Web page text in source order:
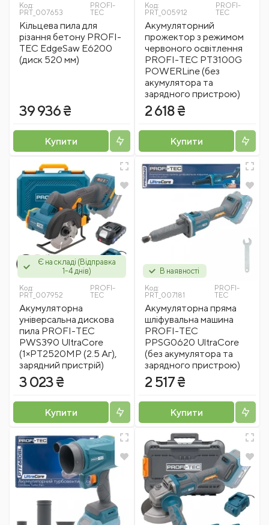
Код:
PRT_007653
PROFI-
TEC
Кільцева пила для
різання бетону PROFI-
TEC EdgeSaw E6200
(диск 520 мм)
39 936 ₴
Купити
Код:
PRT_005912
PROFI-
TEC
Акумуляторний
прожектор з режимом
червоного освітлення
PROFI-TEC PT3100G
POWERLine (без
акумулятора та
зарядного пристрою)
2 618 ₴
Купити
Є на складі (Відправка
1-4 днів)
Код:
PRT_007952
PROFI-
TEC
Акумуляторна
універсальна дискова
пила PROFI-TEC
PWS390 UltraCore
(1×PT2520MP (2.5 Аг),
зарядний пристрій)
3 023 ₴
Купити
В наявності
Код:
PRT_007181
PROFI-
TEC
Акумуляторна пряма
шліфувальна машина
PROFI-TEC
PPSG0620 UltraCore
(без акумулятора та
зарядного пристрою)
2 517 ₴
Купити